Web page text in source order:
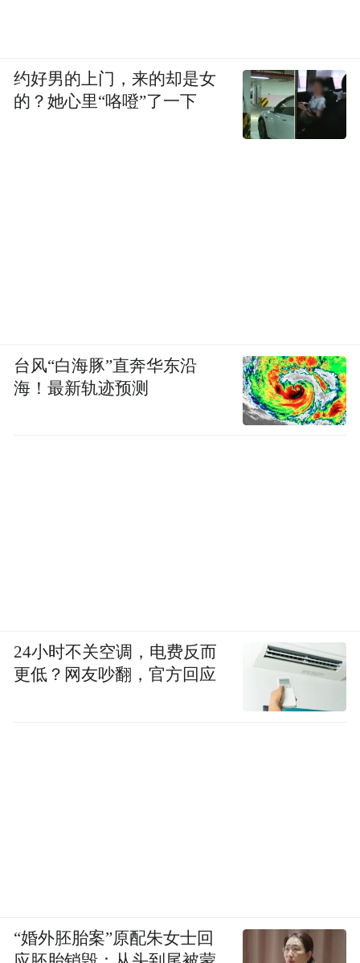
约好男的上门，来的却是女
的？她心里“咯噔”了一下
台风“白海豚”直奔华东沿
海！最新轨迹预测
24小时不关空调，电费反而
更低？网友吵翻，官方回应
“婚外胚胎案”原配朱女士回